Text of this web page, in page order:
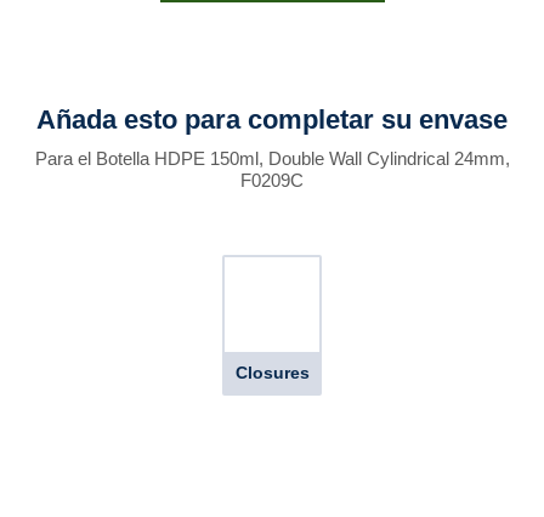
Añada esto para completar su envase
Para el Botella HDPE 150ml, Double Wall Cylindrical 24mm,
F0209C
Closures